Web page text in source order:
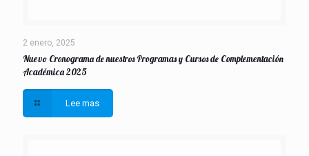
2 enero, 2025
Nuevo Cronograma de nuestros Programas y Cursos de Complementación
Académica 2025
Lee mas